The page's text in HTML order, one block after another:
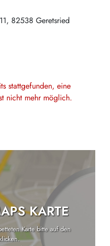
82538 Geretsried
stattgefunden, eine
nicht mehr möglich.
KARTE
Karte bitte auf den